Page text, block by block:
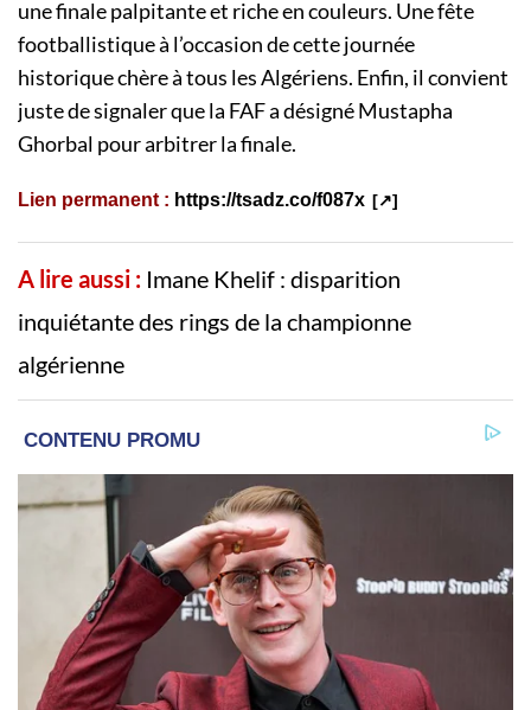
une finale palpitante et riche en couleurs. Une fête
footballistique à l’occasion de cette journée
historique chère à tous les Algériens. Enfin, il convient
juste de signaler que la FAF a désigné Mustapha
Ghorbal pour arbitrer la finale.
Lien permanent : https://tsadz.co/f087x
A lire aussi : Imane Khelif : disparition
inquiétante des rings de la championne
algérienne